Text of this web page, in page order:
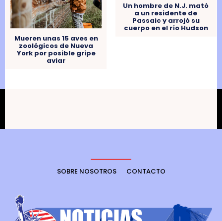
Mueren unas 15 aves en
zoológicos de Nueva
York por posible gripe
aviar
Un hombre de N.J. mató
a un residente de
Passaic y arrojó su
cuerpo en el río Hudson
SOBRE NOSOTROS CONTACTO